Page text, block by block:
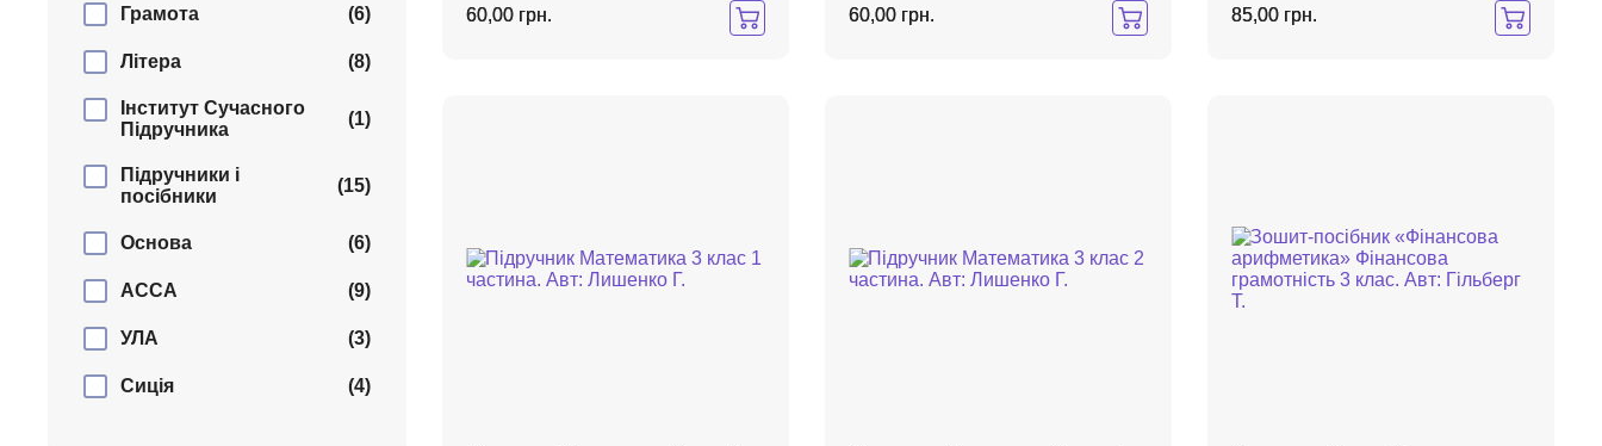
60,00 грн. 60,00 грн. 85,00 грн.
Грамота (6)
Літера (8)
Інститут Сучасного
Підручника
(1)
Підручники і
посібники
(15)
Основа (6)
АССА (9)
УЛА (3)
Сиція (4)